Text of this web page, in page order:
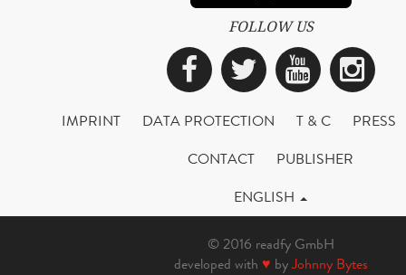
FOLLOW US
Facebook
Twitter
IMPRINT DATA PROTECTION T & C
PRESS
CONTACT
PUBLISHER
ENGLISH
© 2016 readfy GmbH
developed with ♥ byJohnny Bytes